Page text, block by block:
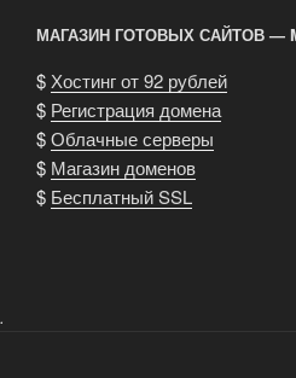
МАГАЗИН ГОТОВЫХ САЙТОВ —
$Хостинг от 92 рублей
$ Регистрация домена
$Облачные серверы
$ Магазин доменов
$ Бесплатный SSL
.